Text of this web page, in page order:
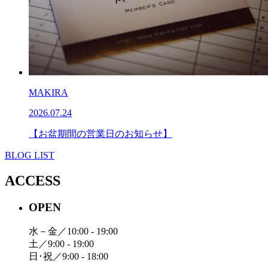
MAKIRA
2026.07.24
【お盆期間の営業日のお知らせ】
BLOG LIST
ACCESS
OPEN
水－金／10:00 - 19:00
土／9:00 - 19:00
日･祝／9:00 - 18:00